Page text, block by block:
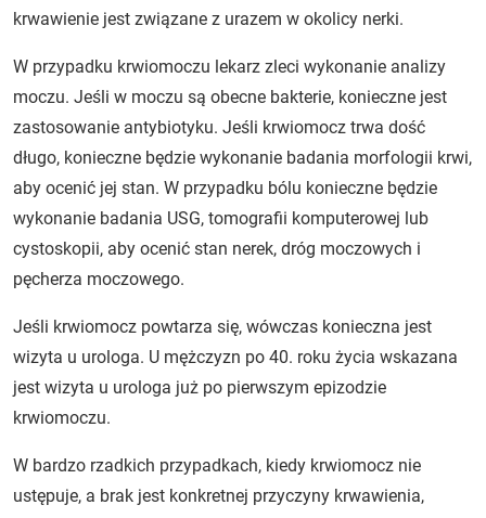
krwawienie jest związane z urazem w okolicy nerki.
W przypadku krwiomoczu lekarz zleci wykonanie analizy
moczu. Jeśli w moczu są obecne bakterie, konieczne jest
zastosowanie antybiotyku. Jeśli krwiomocz trwa dość
długo, konieczne będzie wykonanie badania morfologii krwi,
aby ocenić jej stan. W przypadku bólu konieczne będzie
wykonanie badania USG, tomografii komputerowej lub
cystoskopii, aby ocenić stan nerek, dróg moczowych i
pęcherza moczowego.
Jeśli krwiomocz powtarza się, wówczas konieczna jest
wizyta u urologa. U mężczyzn po 40. roku życia wskazana
jest wizyta u urologa już po pierwszym epizodzie
krwiomoczu.
W bardzo rzadkich przypadkach, kiedy krwiomocz nie
ustępuje, a brak jest konkretnej przyczyny krwawienia,